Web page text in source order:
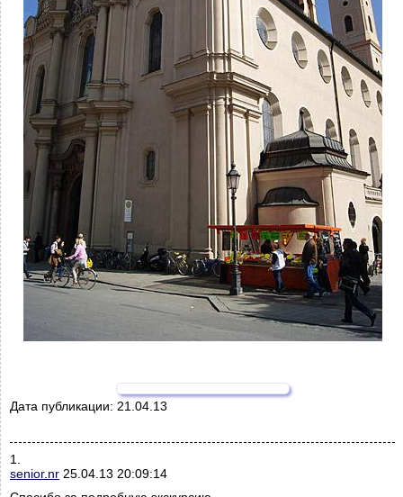
Дата публикации: 21.04.13
1.
senior.nr 25.04.13 20:09:14